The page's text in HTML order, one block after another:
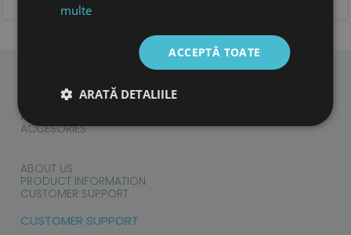
CHILDREN
ADULTS
ACCESORIES
ABOUT US
PRODUCT INFORMATION
CUSTOMER SUPPORT
CUSTOMER SUPPORT
multe
ACCEPTĂ TOATE
ARATĂ DETALIILE